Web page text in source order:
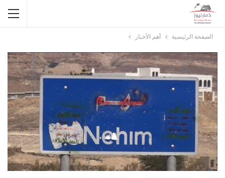
الصفحة الرئيسية أهم الأخبار